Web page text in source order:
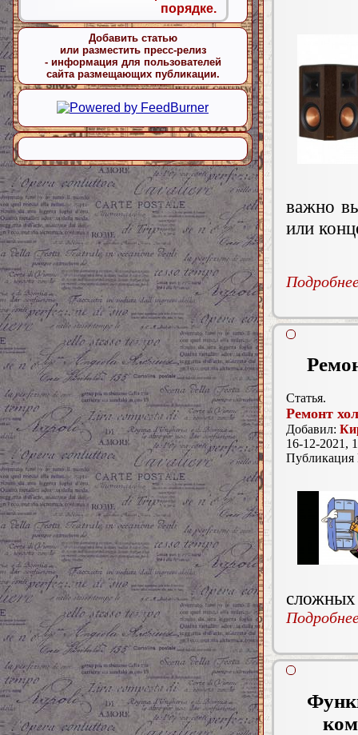
важно
или
Статья.
Ремонт
Добавил:
16-12-2021,
сложных
порядке.
Добавить статью
или разместить пресс-релиз
- информация для пользователей
сайта размещающих публикации.